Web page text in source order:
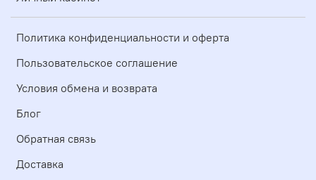
Политика конфиденциальности и оферта
Пользовательское соглашение
Условия обмена и возврата
Блог
Обратная связь
Доставка